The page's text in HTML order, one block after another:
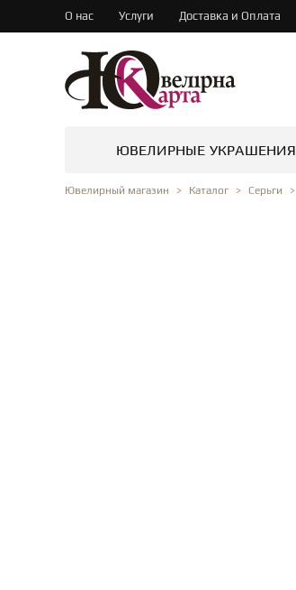
О нас Услуги Доставка и Оплата
ЮВЕЛИРНЫЕ УКРАШЕНИЯ
Ювелирный магазин Каталог Серьги